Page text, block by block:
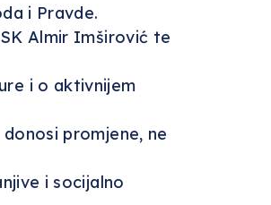
i Pravde.
Almir Imširović te
i o aktivnijem
promjene, ne
i socijalno